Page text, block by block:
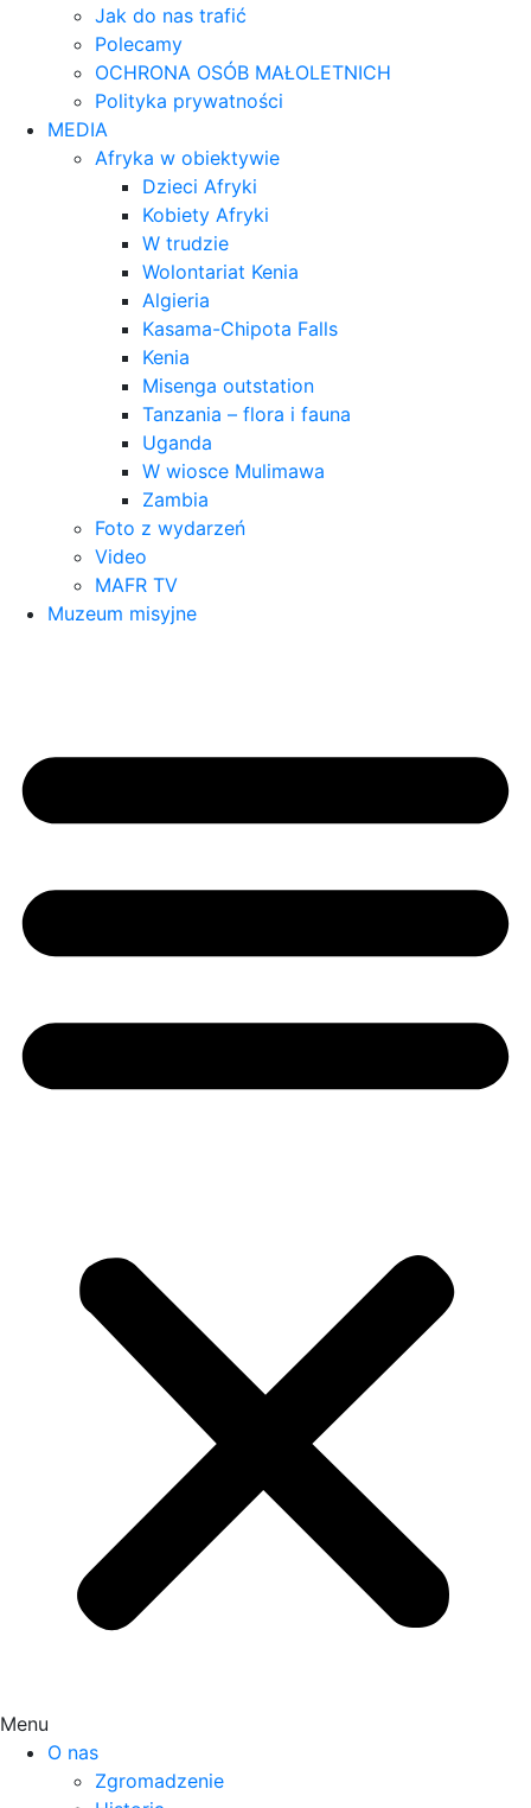
Jak do nas trafić
Polecamy
OCHRONA OSÓB MAŁOLETNICH
Polityka prywatności
MEDIA
Afryka w obiektywie
Dzieci Afryki
Kobiety Afryki
W trudzie
Wolontariat Kenia
Algieria
Kasama-Chipota Falls
Kenia
Misenga outstation
Tanzania – flora i fauna
Uganda
W wiosce Mulimawa
Zambia
Foto z wydarzeń
Video
MAFR TV
Muzeum misyjne
Menu
O nas
Zgromadzenie